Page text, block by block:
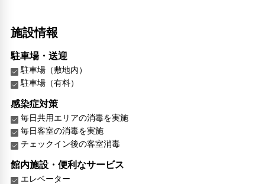
施設情報
駐車場・送迎
駐車場（敷地内）
駐車場（有料）
感染症対策
毎日共用エリアの消毒を実施
毎日客室の消毒を実施
チェックイン後の客室消毒
館内施設・便利なサービス
エレベーター